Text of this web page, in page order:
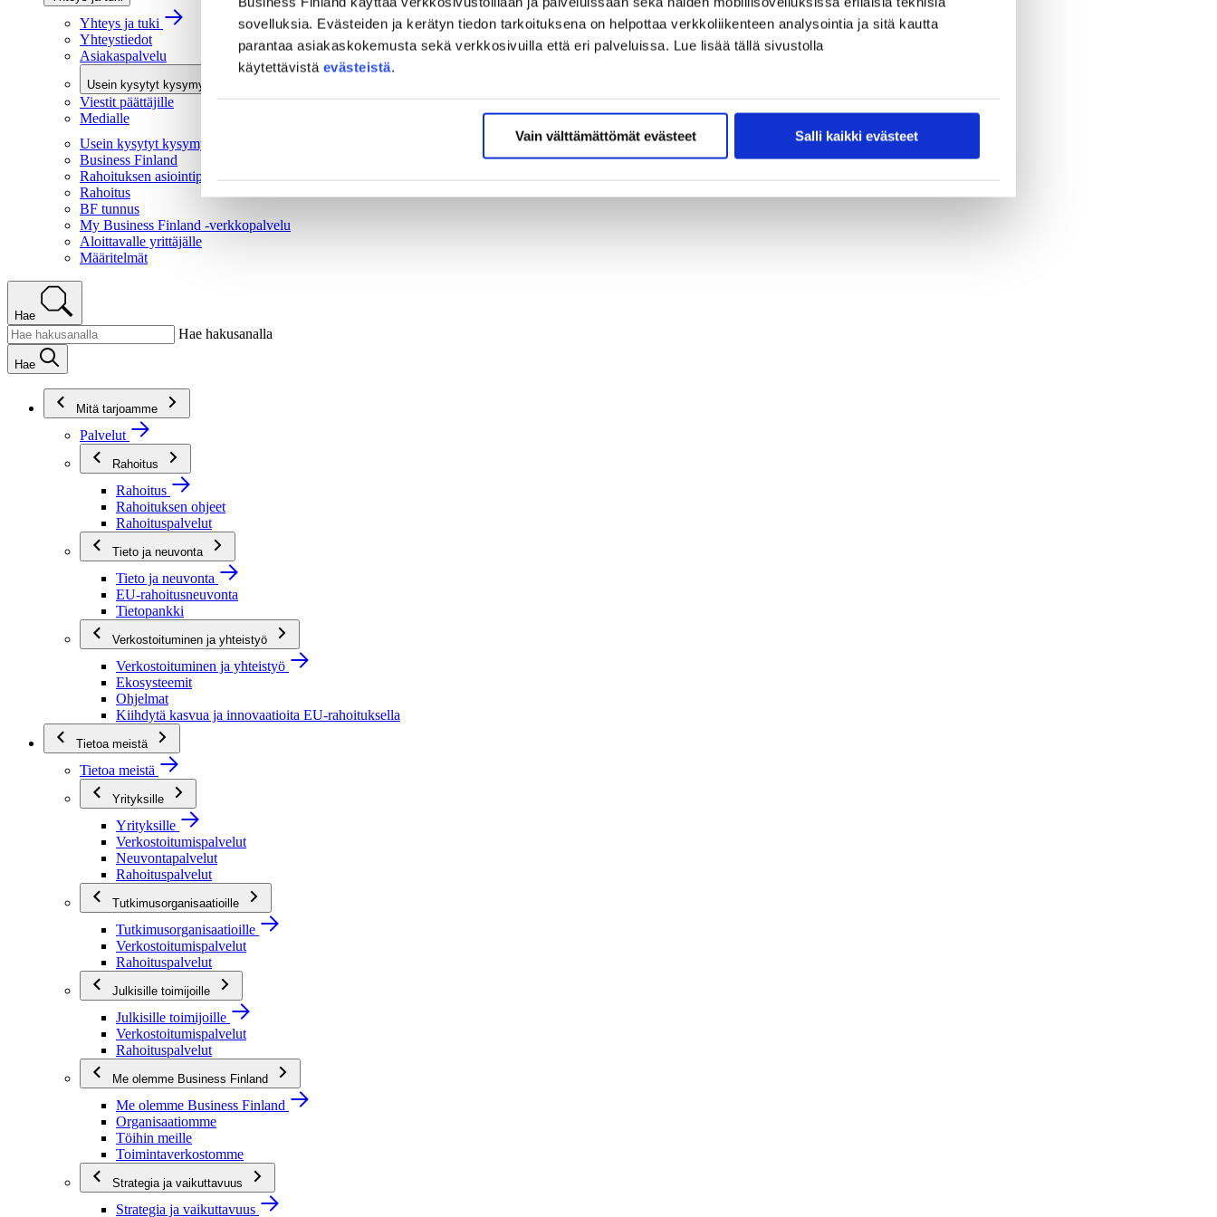
sovelluksia. Evästeiden ja kerätyn tiedon tarkoituksena on helpottaa verkkoliikenteen analysointia ja sitä kautta
parantaa asiakaskokemusta sekä verkkosivuilla että eri palveluissa. Lue lisää tällä sivustolla
käytettävistä evästeistä.
Vain välttämättömät evästeet Salli kaikki evästeet
Yhteys ja tuki
Yhteystiedot
Asiakaspalvelu
Usein kysytyt kysymykset
Viestit päättäjille
Medialle
Usein kysytyt kysymykset
Business Finland
Rahoituksen asiointipalvelu
Rahoitus
BF tunnus
My Business Finland -verkkopalvelu
Aloittavalle yrittäjälle
Määritelmät
Hae
Hae hakusanalla
Hae
Mitä tarjoamme
Palvelut
Rahoitus
Rahoitus
Rahoituksen ohjeet
Rahoituspalvelut
Tieto ja neuvonta
Tieto ja neuvonta
EU-rahoitusneuvonta
Tietopankki
Verkostoituminen ja yhteistyö
Verkostoituminen ja yhteistyö
Ekosysteemit
Ohjelmat
Kiihdytä kasvua ja innovaatioita EU-rahoituksella
Tietoa meistä
Tietoa meistä
Yrityksille
Yrityksille
Verkostoitumispalvelut
Neuvontapalvelut
Rahoituspalvelut
Tutkimusorganisaatioille
Tutkimusorganisaatioille
Verkostoitumispalvelut
Rahoituspalvelut
Julkisille toimijoille
Julkisille toimijoille
Verkostoitumispalvelut
Rahoituspalvelut
Me olemme Business Finland
Me olemme Business Finland
Organisaatiomme
Töihin meille
Toimintaverkostomme
Strategia ja vaikuttavuus
Strategia ja vaikuttavuus